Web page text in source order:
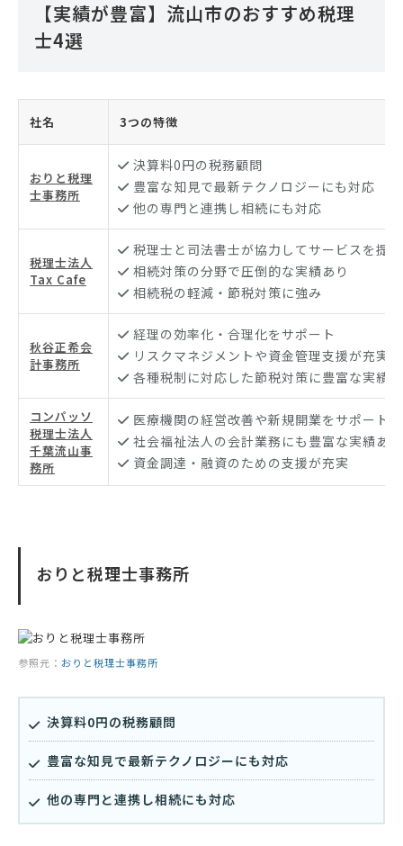
【実績が豊富】流山市のおすすめ税理
士4選
社名 3つの特徴
おりと税理
士事務所
決算料0円の税務顧問
豊富な知見で最新テクノロジーにも対応
他の専門と連携し相続にも対応
税理士法人
Tax Cafe
税理士と司法書士が協力してサービスを提供
相続対策の分野で圧倒的な実績あり
相続税の軽減・節税対策に強み
秋谷正希会
計事務所
経理の効率化・合理化をサポート
リスクマネジメントや資金管理支援が充実
各種税制に対応した節税対策に豊富な実績
コンパッソ
税理士法人
千葉流山事
務所
医療機関の経営改善や新規開業をサポート
社会福祉法人の会計業務にも豊富な実績あり
資金調達・融資のための支援が充実
おりと税理士事務所
参照元： おりと税理士事務所
決算料0円の税務顧問
豊富な知見で最新テクノロジーにも対応
他の専門と連携し相続にも対応